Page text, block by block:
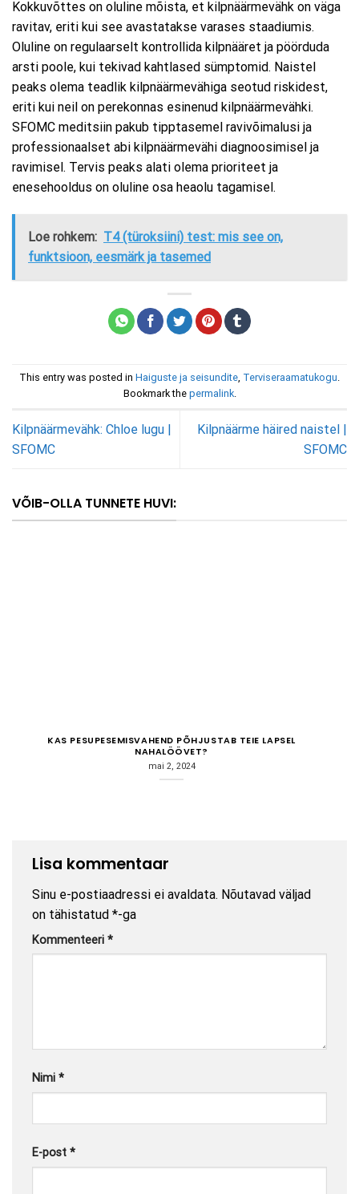
Kokkuvõttes on oluline mõista, et kilpnäärmevähk on väga
ravitav, eriti kui see avastatakse varases staadiumis.
Oluline on regulaarselt kontrollida kilpnääret ja pöörduda
arsti poole, kui tekivad kahtlased sümptomid. Naistel
peaks olema teadlik kilpnäärmevähiga seotud riskidest,
eriti kui neil on perekonnas esinenud kilpnäärmevähki.
SFOMC meditsiin pakub tipptasemel ravivõimalusi ja
professionaalset abi kilpnäärmevähi diagnoosimisel ja
ravimisel. Tervis peaks alati olema prioriteet ja
enesehooldus on oluline osa heaolu tagamisel.
Loe rohkem: T4 (türoksiini) test: mis see on,
funktsioon, eesmärk ja tasemed
This entry was posted in Haiguste ja seisundite, Terviseraamatukogu.
Bookmark the permalink.
Kilpnäärmevähk: Chloe lugu |
SFOMC
Kilpnäärme häired naistel |
SFOMC
VÕIB-OLLA TUNNETE HUVI:
KAS PESUPESEMISVAHEND PÕHJUSTAB TEIE LAPSEL
NAHALÖÖVET?
mai 2, 2024
Lisa kommentaar
Sinu e-postiaadressi ei avaldata. Nõutavad väljad
on tähistatud *-ga
Kommenteeri *
Nimi *
E-post *